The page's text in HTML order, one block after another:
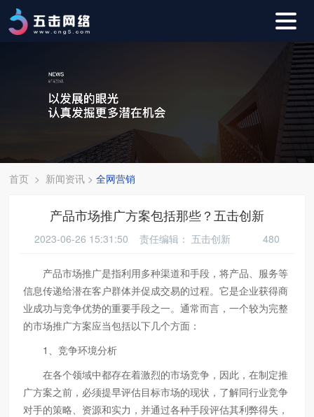
首页 > 新闻资讯 >全网营销
产品市场推广方案包括那些？五击创新
2023-06-26 15:31:50 责任编辑： 五击创新 480
产品市场推广是指利用多种渠道和手段，将产品、服务等
信息传递给潜在客户群体并促成交易的过程。它是企业获得商
业成功与竞争优势的重要手段之一。通常而言，一个较为完整
的市场推广方案应当包括以下几个方面：
1、竞争环境分析
在各个领域中都存在着激烈的市场竞争，因此，在制定推
广方案之前，必须提早评估目标市场的现状，了解同行业竞争
对手的策略、资源和实力，并通过各种手段评估其利弊得失，